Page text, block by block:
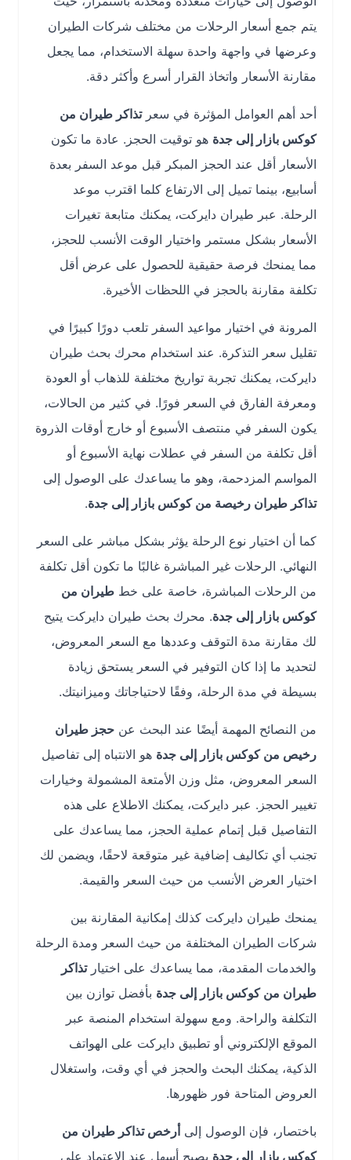
يتم جمع أسعار الرحلات من مختلف شركات الطيران
وعرضها في واجهة واحدة سهلة الاستخدام، مما يجعل
مقارنة الأسعار واتخاذ القرار أسرع وأكثر دقة.
أحد أهم العوامل المؤثرة في سعر تذاكر طيران من
كوكس بازار إلى جدةهو توقيت الحجز. عادة ما تكون
الأسعار أقل عند الحجز المبكر قبل موعد السفر بعدة
أسابيع، بينما تميل إلى الارتفاع كلما اقترب موعد
الرحلة. عبر طيران دايركت، يمكنك متابعة تغيرات
الأسعار بشكل مستمر واختيار الوقت الأنسب للحجز،
مما يمنحك فرصة حقيقية للحصول على عرض أقل
تكلفة مقارنة بالحجز في اللحظات الأخيرة.
المرونة في اختيار مواعيد السفر تلعب دورًا كبيرًا في
تقليل سعر التذكرة. عند استخدام محرك بحث طيران
دايركت، يمكنك تجربة تواريخ مختلفة للذهاب أو العودة
ومعرفة الفارق في السعر فورًا. في كثير من الحالات،
يكون السفر في منتصف الأسبوع أو خارج أوقات الذروة
أقل تكلفة من السفر في عطلات نهاية الأسبوع أو
المواسم المزدحمة، وهو ما يساعدك على الوصول إلى
تذاكر طيران رخيصة من كوكس بازار إلى جدة.
كما أن اختيار نوع الرحلة يؤثر بشكل مباشر على السعر
النهائي. الرحلات غير المباشرة غالبًا ما تكون أقل تكلفة
من الرحلات المباشرة، خاصة على خط طيران من
كوكس بازار إلى جدة. محرك بحث طيران دايركت يتيح
لك مقارنة مدة التوقف وعددها مع السعر المعروض،
لتحديد ما إذا كان التوفير في السعر يستحق زيادة
بسيطة في مدة الرحلة، وفقًا لاحتياجاتك وميزانيتك.
من النصائح المهمة أيضًا عند البحث عنحجز طيران
رخيص من كوكس بازار إلى جدةهو الانتباه إلى تفاصيل
السعر المعروض، مثل وزن الأمتعة المشمولة وخيارات
تغيير الحجز. عبر دايركت، يمكنك الاطلاع على هذه
التفاصيل قبل إتمام عملية الحجز، مما يساعدك على
تجنب أي تكاليف إضافية غير متوقعة لاحقًا، ويضمن لك
اختيار العرض الأنسب من حيث السعر والقيمة.
يمنحك طيران دايركت كذلك إمكانية المقارنة بين
شركات الطيران المختلفة من حيث السعر ومدة الرحلة
والخدمات المقدمة، مما يساعدك على اختيارتذاكر
طيران من كوكس بازار إلى جدةبأفضل توازن بين
التكلفة والراحة. ومع سهولة استخدام المنصة عبر
الموقع الإلكتروني أو تطبيق دايركت على الهواتف
الذكية، يمكنك البحث والحجز في أي وقت، واستغلال
العروض المتاحة فور ظهورها.
باختصار، فإن الوصول إلى أرخص تذاكر طيران من
كوكس بازار إلى جدةيصبح أسهل عند الاعتماد على